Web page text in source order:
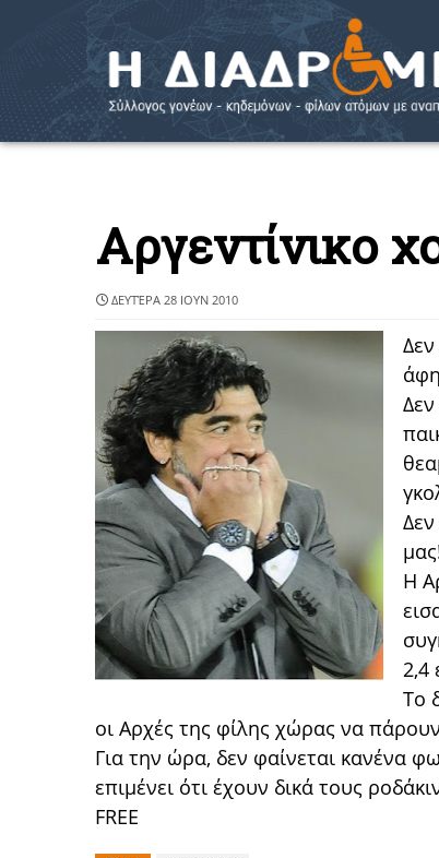
Αργεντίνικο
ΔΕΥΤΈΡΑ 28 ΙΟΥΝ 2010
Η
2,4
Το
οι Αρχές της φίλης χώρας να
Για την ώρα, δεν φαίνεται κανένα
επιμένει ότι έχουν δικά τους
FREE